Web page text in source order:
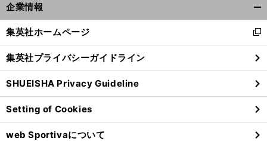
企業情報
閉
る
集英社ホームページ
新
し
い
ウ
ィ
ン
ド
ウ
で
集英社プライバシーガイドライン
SHUEISHA Privacy Guideline
Setting of Cookies
web Sportivaについて